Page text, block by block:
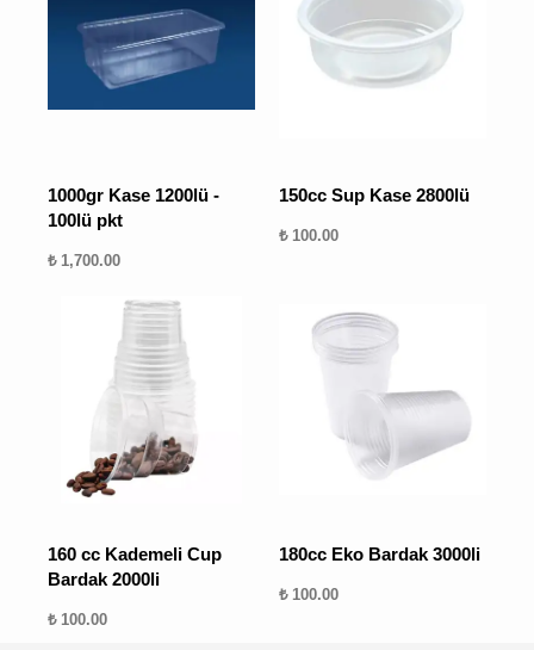
1000gr Kase 1200lü -
100lü pkt
₺ 1,700.00
150cc Sup Kase 2800lü
₺ 100.00
160 cc Kademeli Cup
Bardak 2000li
₺ 100.00
180cc Eko Bardak 3000li
₺ 100.00